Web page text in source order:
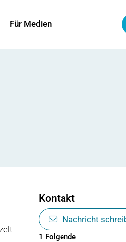
Für Medien
Kontakt
Nachricht
1 Folgende